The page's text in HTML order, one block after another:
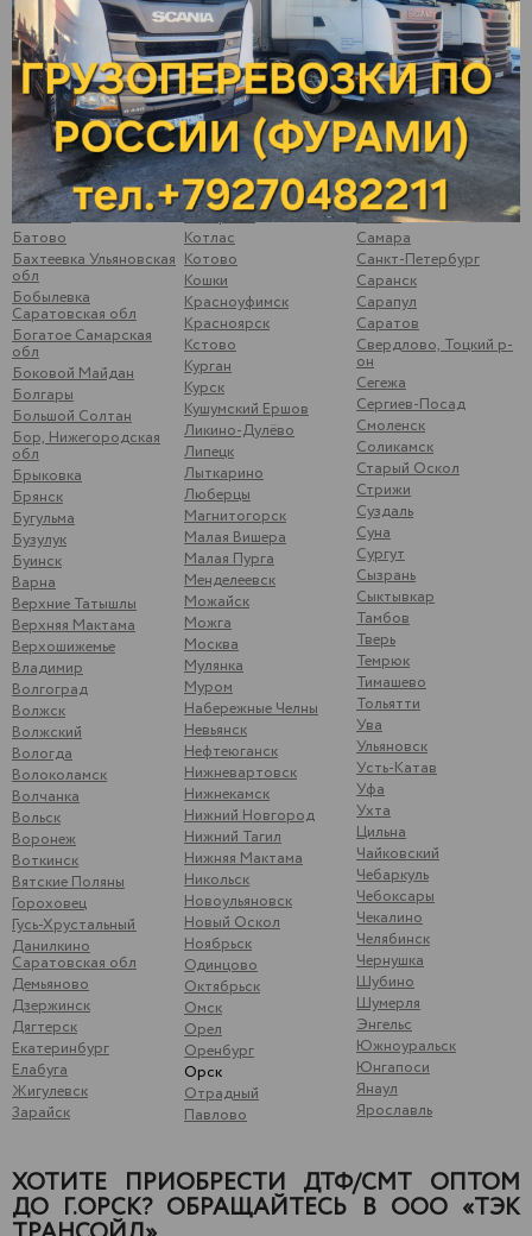
Арти
Архангельск
Аша
Бавлы
Бакуры
Балаково
Балахна
Балезино
Балтаси
Батайск
Батово
Бахтеевка Ульяновская
обл
Бобылевка
Саратовская обл
Богатое Самарская
обл
Боковой Майдан
Болгары
Большой Солтан
Бор, Нижегородская
обл
Брыковка
Брянск
Бугульма
Бузулук
Буинск
Варна
Верхние Татышлы
Верхняя Мактама
Верхошижемье
Владимир
Волгоград
Волжск
Волжский
Вологда
Волоколамск
Волчанка
Вольск
Воронеж
Воткинск
Вятские Поляны
Гороховец
Гусь-Хрустальный
Данилкино
Саратовская обл
Демьяново
Дзержинск
Дягтерск
Екатеринбург
Елабуга
Жигулевск
Зарайск
Калуга
Камышлов
Катайск
Кемь
Киржач
Киров
Кирово-Чепецк
Ковров
Королев
Кострома
Котлас
Котово
Кошки
Красноуфимск
Красноярск
Кстово
Курган
Курск
Кушумский Ершов
Ликино-Дулёво
Липецк
Лыткарино
Люберцы
Магнитогорск
Малая Вишера
Малая Пурга
Менделеевск
Можайск
Можга
Москва
Мулянка
Муром
Набережные Челны
Невьянск
Нефтеюганск
Нижневартовск
Нижнекамск
Нижний Новгород
Нижний Тагил
Нижняя Мактама
Никольск
Новоульяновск
Новый Оскол
Ноябрьск
Одинцово
Октябрьск
Омск
Орел
Оренбург
Орск
Отрадный
Павлово
Покачи
Полевской
Почеп
Починки
Пугачев
Ромоданово
Рыбинск
Рыбная Слобода
Рязань
Самара
Санкт-Петербург
Саранск
Сарапул
Саратов
Свердлово, Тоцкий р-
он
Сегежа
Сергиев-Посад
Смоленск
Соликамск
Старый Оскол
Стрижи
Суздаль
Суна
Сургут
Сызрань
Сыктывкар
Тамбов
Тверь
Темрюк
Тимашево
Тольятти
Ува
Ульяновск
Усть-Катав
Уфа
Ухта
Цильна
Чайковский
Чебаркуль
Чебоксары
Чекалино
Челябинск
Чернушка
Шубино
Шумерля
Энгельс
Южноуральск
Юнгапоси
Янаул
Ярославль
ХОТИТЕ ПРИОБРЕСТИ ДТФ/СМТ ОПТОМ
ДО Г.ОРСК? ОБРАЩАЙТЕСЬ В ООО «ТЭК